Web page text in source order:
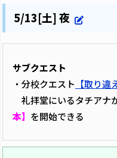
5/13[土] 夜
サブクエスト
・分校クエスト 【取り違
礼拝堂にいるタチアナ
本】 を開始できる